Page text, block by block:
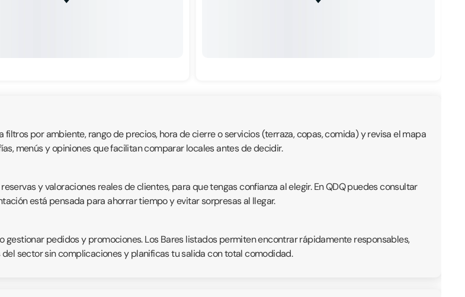
filtros por ambiente, rango de precios, hora de cierre o servicios (terraza, copas, comida) y revisa el mapa
menús y opiniones que facilitan comparar locales antes de decidir.
y valoraciones reales de clientes, para que tengas confianza al elegir. En QDQ puedes consultar
está pensada para ahorrar tiempo y evitar sorpresas al llegar.
pedidos y promociones. Los Bares listados permiten encontrar rápidamente responsables,
sector sin complicaciones y planificas tu salida con total comodidad.